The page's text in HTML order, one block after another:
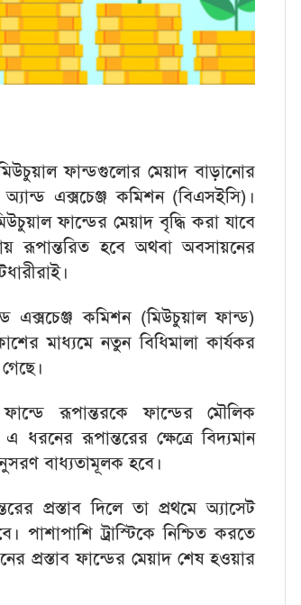
ফান্ডগুলোর মেয়াদ বাড়ানোর
অ্যান্ড এক্সচেঞ্জ কমিশন (বিএসইসি)।
ফান্ডের মেয়াদ বৃদ্ধি করা যাবে
রূপান্তরিত হবে অথবা অবসায়নের
এক্সচেঞ্জ কমিশন (মিউচুয়াল ফান্ড)
মাধ্যমে নতুন বিধিমালা কার্যকর
রূপান্তরকে ফান্ডের মৌলিক
রূপান্তরের ক্ষেত্রে বিদ্যমান
বাধ্যতামূলক হবে।
প্রস্তাব দিলে তা প্রথমে অ্যাসেট
পাশাপাশি ট্রাস্টিকে নিশ্চিত করতে
প্রস্তাব ফান্ডের মেয়াদ শেষ হওয়ার